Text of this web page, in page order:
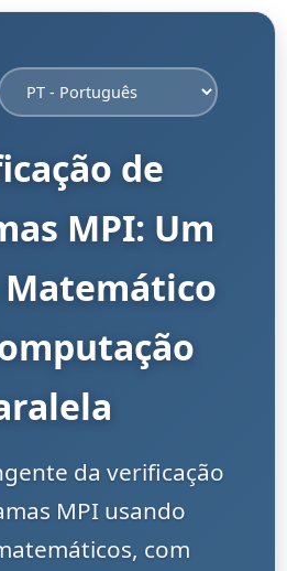
de
MPI: Um
da verificação
MPI usando
com